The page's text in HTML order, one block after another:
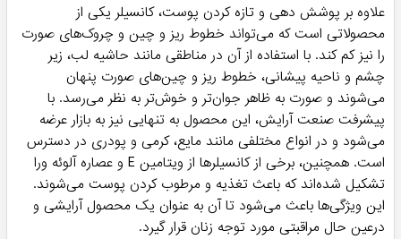
علاوه بر پوشش دهی و تازه کردن پوست، کانسیلر یکی از
محصولاتی است که می‌تواند خطوط ریز و چین و چروک‌های صورت
را نیز کم کند. با استفاده از آن در مناطقی مانند حاشیه لب، زیر
چشم و ناحیه پیشانی، خطوط ریز و چین‌های صورت پنهان
می‌شوند و صورت به ظاهر جوان‌تر و خوش‌تر به نظر می‌رسد. با
پیشرفت صنعت آرایش، این محصول به تنهایی نیز به بازار عرضه
می‌شود و در انواع مختلفی مانند مایع، کرمی و پودری در دسترس
است. همچنین، برخی از کانسیلرها از ویتامین E و عصاره آلوئه ورا
تشکیل شده‌اند که باعث تغذیه و مرطوب کردن پوست می‌شوند.
این ویژگی‌ها باعث می‌شود تا آن به عنوان یک محصول آرایشی و
درعین حال مراقبتی مورد توجه زنان قرار گیرد.